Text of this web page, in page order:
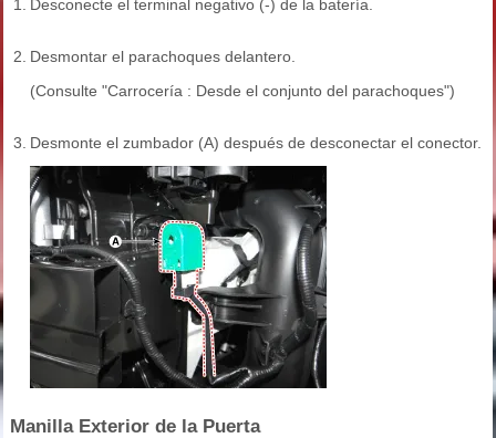
1. Desconecte el terminal negativo (-) de la batería.
2. Desmontar el parachoques delantero.
(Consulte "Carrocería : Desde el conjunto del parachoques")
3. Desmonte el zumbador (A) después de desconectar el conector.
Manilla Exterior de la Puerta